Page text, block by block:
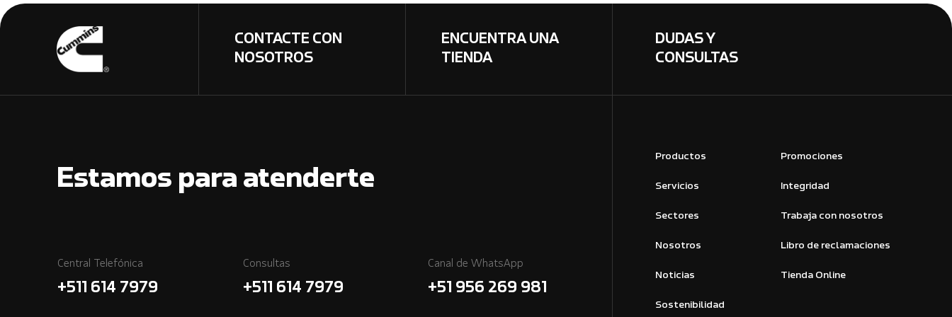
CONTACTE CON
NOSOTROS
ENCUENTRA UNA
TIENDA
DUDAS Y
CONSULTAS
Estamos para atenderte
Central Telefónica
+511 614 7979
Consultas
+511 614 7979
Canal de WhatsApp
+51 956 269 981
Productos
Servicios
Sectores
Nosotros
Noticias
Sostenibilidad
Promociones
Integridad
Trabaja con nosotros
Libro de reclamaciones
Tienda Online